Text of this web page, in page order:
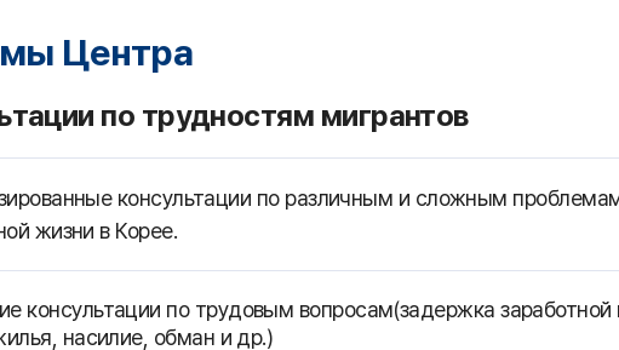
Центра
по трудностям мигрантов
консультации по различным и сложным
жизни в Корее.
консультации по трудовым вопросам(задержка
насилие, обман и др.)